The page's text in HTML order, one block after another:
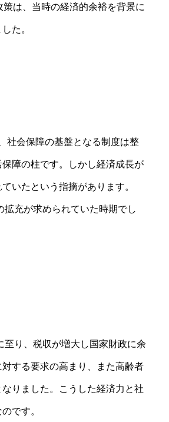
は、当時の経済的余裕を背景に
た。
社会保障の基盤となる制度は整
障の柱です。しかし経済成長が
いたという指摘があります。
充が求められていた時期でし
り、税収が増大し国家財政に余
する要求の高まり、また高齢者
りました。こうした経済力と社
です。